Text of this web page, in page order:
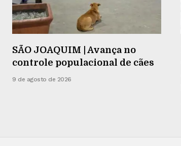
SÃO JOAQUIM | Avança no
controle populacional de cães
9 de agosto de 2026